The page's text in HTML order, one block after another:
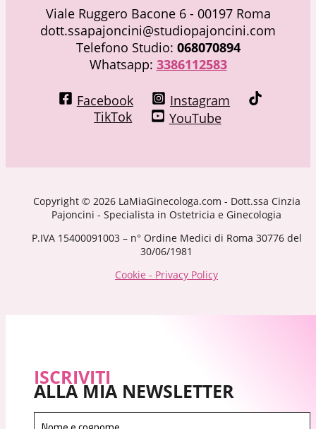
Viale Ruggero Bacone 6 - 00197 Roma
dott.ssapajoncini@studiopajoncini.com
Telefono Studio: 068070894
Whatsapp: 3386112583
Facebook
Instagram
TikTok
YouTube
Copyright © 2026 LaMiaGinecologa.com - Dott.ssa Cinzia
Pajoncini - Specialista in Ostetricia e Ginecologia
P.IVA 15400091003 – n° Ordine Medici di Roma 30776 del
30/06/1981
Cookie - Privacy Policy
ISCRIVITI
ALLA MIA NEWSLETTER